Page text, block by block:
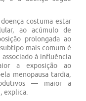
costuma estar
ao acúmulo de
prolongada ao
mais comum é
à influência
a exposição ao
menopausa tardia,
— maior a
explica.